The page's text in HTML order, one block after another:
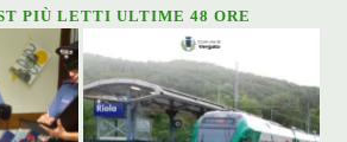
PIÙ LETTI ULTIME 48 ORE